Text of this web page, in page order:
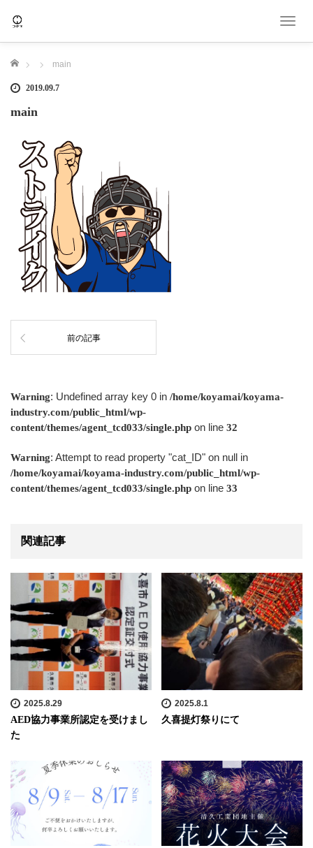
T
ホーム main
2019.09.7
main
前の記事
Warning: Undefined array key 0 in /home/koyamai/koyama-
industry.com/public_html/wp-
content/themes/agent_tcd033/single.php on line 32
Warning: Attempt to read property "cat_ID" on null in
/home/koyamai/koyama-industry.com/public_html/wp-
content/themes/agent_tcd033/single.php on line 33
関連記事
2025.8.29
AED協力事業所認定を受けまし
た
2025.8.1
久喜提灯祭りにて